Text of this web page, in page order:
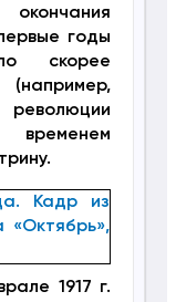
годы
скорее
временем
1917 г.